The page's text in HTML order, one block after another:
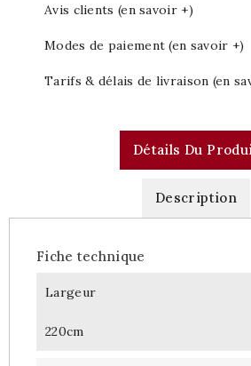
Avis clients (en savoir +)
Modes de paiement (en savoir +)
Tarifs & délais de livraison (en
Détails Du
Description
Fiche technique
Largeur
220cm